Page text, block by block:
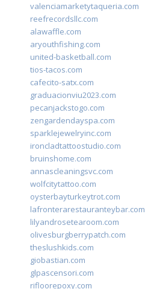
valenciamarketytaqueria.com
reefrecordsllc.com
alawaffle.com
aryouthfishing.com
united-basketball.com
tios-tacos.com
cafecito-satx.com
graduacionviu2023.com
pecanjackstogo.com
zengardendayspa.com
sparklejewelryinc.com
ironcladtattoostudio.com
bruinshome.com
annascleaningsvc.com
wolfcitytattoo.com
oysterbayturkeytrot.com
lafronterarestauranteybar.com
lilyandrosetearoom.com
olivesburgberrypatch.com
theslushkids.com
giobastian.com
glpascensori.com
rifloorepoxy.com